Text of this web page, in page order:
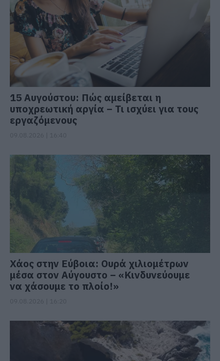
15 Αυγούστου: Πώς αμείβεται η
υποχρεωτική αργία – Τι ισχύει για τους
εργαζόμενους
Χάος στην Εύβοια: Ουρά χιλιομέτρων
μέσα στον Αύγουστο – «Κινδυνεύουμε
να χάσουμε το πλοίο!»